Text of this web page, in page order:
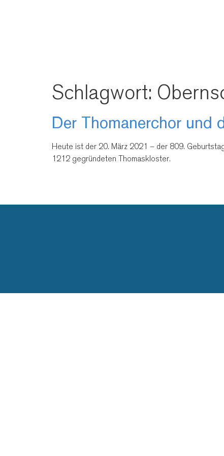
Schlagwort:
Der Thomanerchor und
Heute ist der 20. März 2021 – der 809.
1212 gegründeten Thomaskloster.